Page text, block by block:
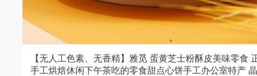
【无人工色素、无香精】雅觅 蛋黄芝士粉酥皮美味零食
手工烘焙休闲下午茶吃的零食甜点心饼手工办公室特产